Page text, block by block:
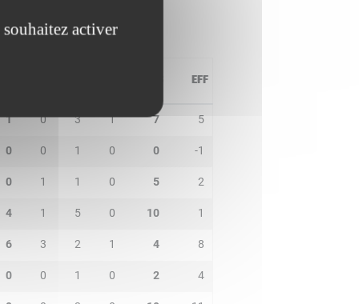
EFF
1 0 3 1 7 5
0 0 1 0 0 -1
0 1 1 0 5 2
4 1 5 0 10 1
6 3 2 1 4 8
0 0 1 0 2 4
activer